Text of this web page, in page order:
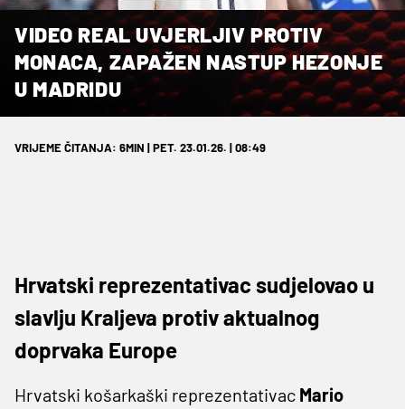
VIDEO REAL UVJERLJIV PROTIV
MONACA, ZAPAŽEN NASTUP HEZONJE
U MADRIDU
VRIJEME ČITANJA: 6MIN | PET. 23.01.26. | 08:49
Hrvatski reprezentativac sudjelovao u
slavlju Kraljeva protiv aktualnog
doprvaka Europe
Hrvatski košarkaški reprezentativac Mario